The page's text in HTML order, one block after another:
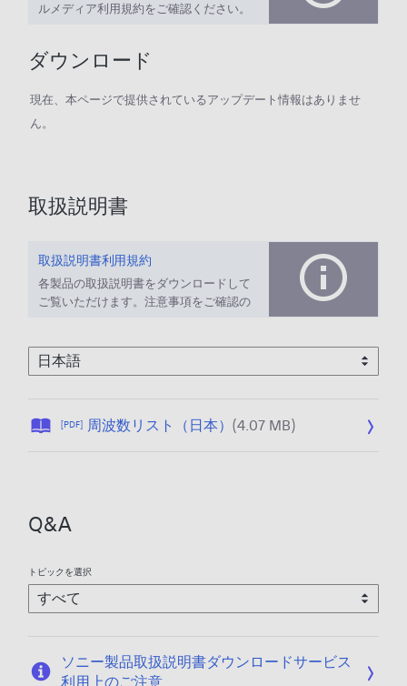
ルメディア利用規約をご確認ください。
ダウンロード
現在、本ページで提供されているアップデート情報はありませ
ん。
取扱説明書
取扱説明書利用規約
各製品の取扱説明書をダウンロードして
ご覧いただけます。注意事項をご確認の
[PDF] 周波数リスト（日本） (4.07 MB)公
/
1
Q&A
トピックを選択
ソニー製品取扱説明書ダウンロードサービス
利用上のご注意